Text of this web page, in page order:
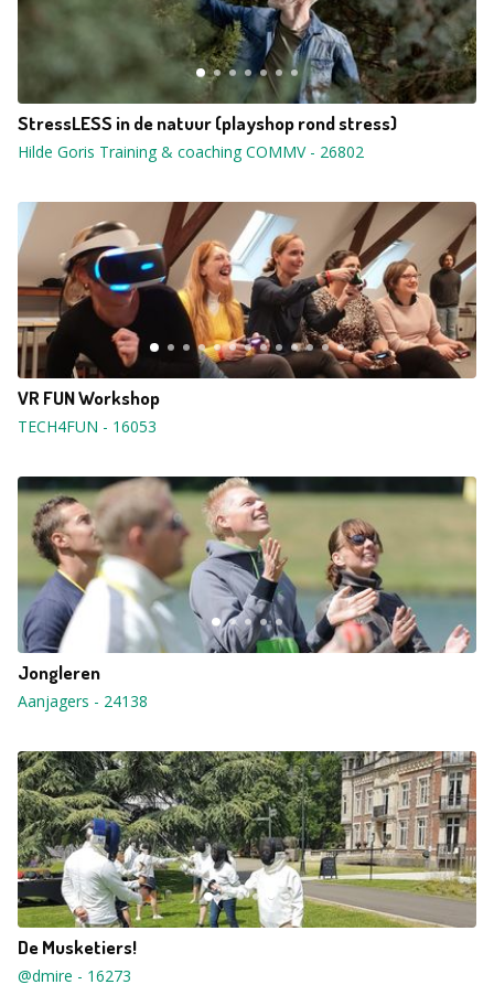
StressLESS in de natuur (playshop rond stress)
Hilde Goris Training & coaching COMMV- 26802
VR FUN Workshop
TECH4FUN - 16053
Jongleren
Aanjagers - 24138
De Musketiers!
@dmire - 16273